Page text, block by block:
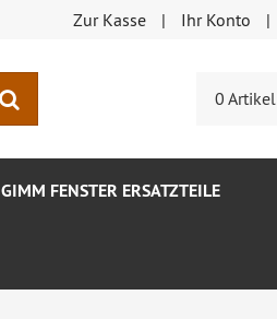
Zur Kasse Ihr Konto
0 Artikel
GIMM FENSTER ERSATZTEILE